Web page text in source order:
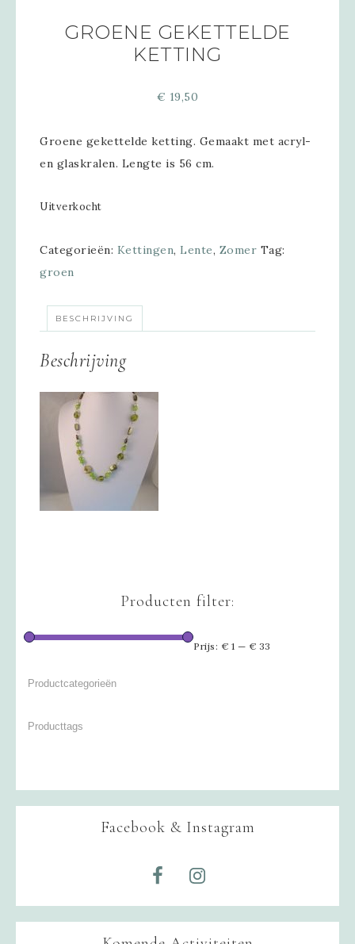
GROENE GEKETTELDE
KETTING
€ 19,50
Groene gekettelde ketting. Gemaakt met acryl-
en glaskralen. Lengte is 56 cm.
Uitverkocht
Categorieën: Kettingen, Lente, Zomer Tag:
groen
BESCHRIJVING
Beschrijving
Producten filter:
Prijs: € 1 — € 33
Facebook & Instagram